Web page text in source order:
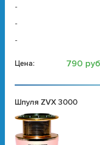
-
-
-
Цена: 790
Шпуля ZVX 3000